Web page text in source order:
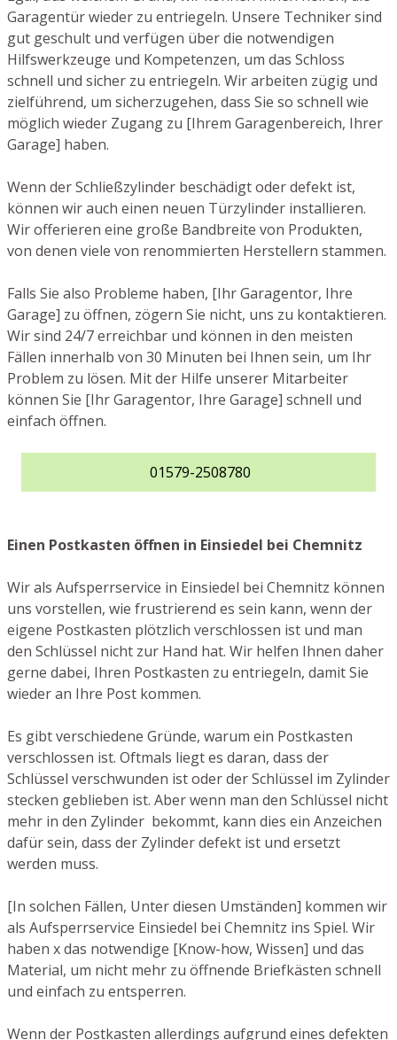
Garagentür wieder zu entriegeln. Unsere Techniker sind
gut geschult und verfügen über die notwendigen
Hilfswerkzeuge und Kompetenzen, um das Schloss
schnell und sicher zu entriegeln. Wir arbeiten zügig und
zielführend, um sicherzugehen, dass Sie so schnell wie
möglich wieder Zugang zu [Ihrem Garagenbereich, Ihrer
Garage] haben.
Wenn der Schließzylinder beschädigt oder defekt ist,
können wir auch einen neuen Türzylinder installieren.
Wir offerieren eine große Bandbreite von Produkten,
von denen viele von renommierten Herstellern stammen.
Falls Sie also Probleme haben, [Ihr Garagentor, Ihre
Garage] zu öffnen, zögern Sie nicht, uns zu kontaktieren.
Wir sind 24/7 erreichbar und können in den meisten
Fällen innerhalb von 30 Minuten bei Ihnen sein, um Ihr
Problem zu lösen. Mit der Hilfe unserer Mitarbeiter
können Sie [Ihr Garagentor, Ihre Garage] schnell und
einfach öffnen.
01579-2508780
Einen Postkasten öffnen in Einsiedel bei Chemnitz
Wir als Aufsperrservice in Einsiedel bei Chemnitz können
uns vorstellen, wie frustrierend es sein kann, wenn der
eigene Postkasten plötzlich verschlossen ist und man
den Schlüssel nicht zur Hand hat. Wir helfen Ihnen daher
gerne dabei, Ihren Postkasten zu entriegeln, damit Sie
wieder an Ihre Post kommen.
Es gibt verschiedene Gründe, warum ein Postkasten
verschlossen ist. Oftmals liegt es daran, dass der
Schlüssel verschwunden ist oder der Schlüssel im Zylinder
stecken geblieben ist. Aber wenn man den Schlüssel nicht
mehr in den Zylinder bekommt, kann dies ein Anzeichen
dafür sein, dass der Zylinder defekt ist und ersetzt
werden muss.
[In solchen Fällen, Unter diesen Umständen] kommen wir
als Aufsperrservice Einsiedel bei Chemnitz ins Spiel. Wir
haben x das notwendige [Know-how, Wissen] und das
Material, um nicht mehr zu öffnende Briefkästen schnell
und einfach zu entsperren.
Wenn der Postkasten allerdings aufgrund eines defekten